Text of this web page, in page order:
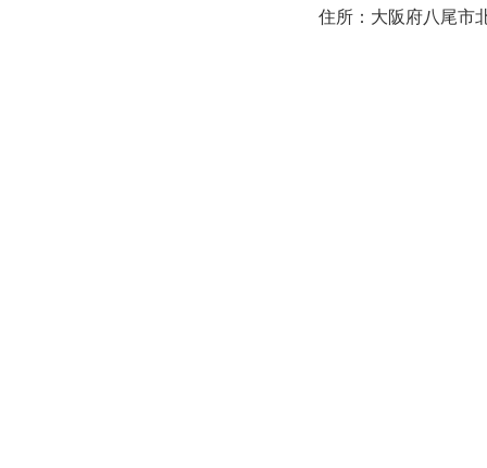
住所：大阪府八尾市